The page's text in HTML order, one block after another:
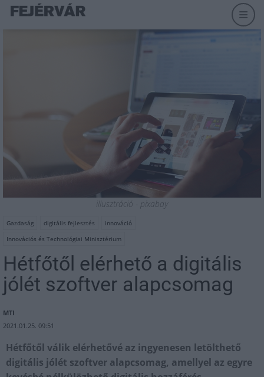
illusztráció - pixabay
Gazdaság digitális fejlesztés
innováció
Innovációs és Technológiai Minisztérium
Hétfőtől elérhető a digitális
jólét szoftver alapcsomag
MTI
2021.01.25. 09:51
Hétfőtől válik elérhetővé az ingyenesen letölthető
digitális jólét szoftver alapcsomag, amellyel az egyre